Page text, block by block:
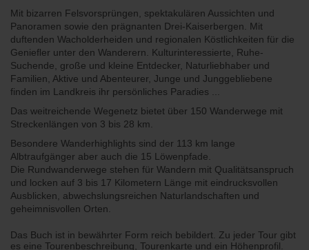
Mit bizarren Felsvorsprüngen, spektakulären Aussichten und
Panoramen sowie den prägnanten Drei-Kaiserbergen. Mit
duftenden Wacholderheiden und regionalen Köstlichkeiten für die
Genieﬂer unter den Wanderern. Kulturinteressierte, Ruhe-
Suchende, große und kleine Entdecker, Naturliebhaber und
Familien, Aktive und Abenteurer, Junge und Junggebliebene
finden im Landkreis ihr persönliches Paradies ...
Das weitreichende Wegenetz bietet über 150 Wanderwege mit
Streckenlängen von 3 bis 28 km.
Besondere Wanderhighlights sind der 113 km lange
Albtraufgänger aber auch die 15 Löwenpfade.
Die Rundwanderwege stehen für Wandern mit Qualitätsanspruch
und locken auf 3 bis 17 Kilometern Länge mit eindrucksvollen
Ausblicken, abwechslungsreichen Naturlandschaften und
geheimnisvollen Orten.
Das Buch ist in bewährter Form reich bebildert. Zu jeder Tour gibt
es eine Tourenbeschreibung, Tourenkarte und ein Höhenprofil.